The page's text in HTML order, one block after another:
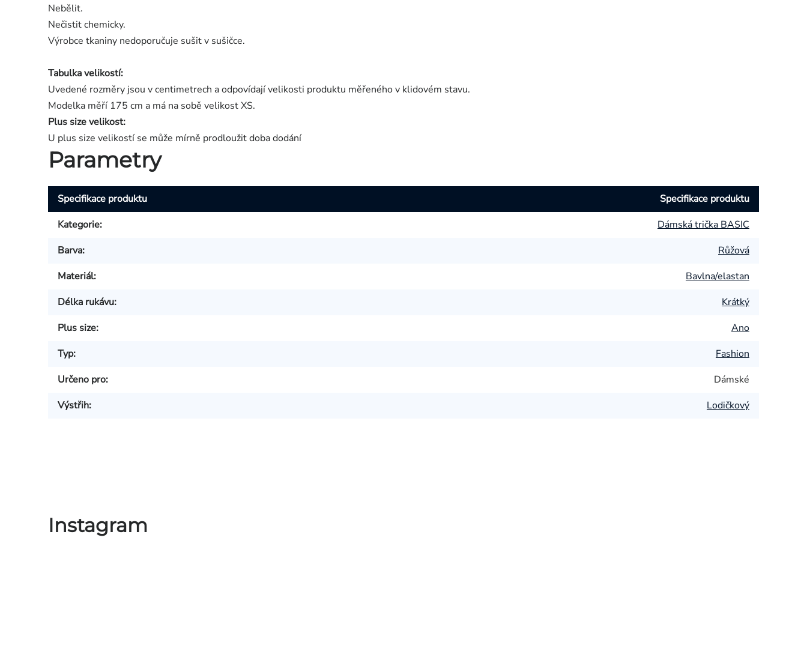
Nebělit.
Nečistit chemicky.
Výrobce tkaniny nedoporučuje sušit v sušičce.
Tabulka velikostí:
Uvedené rozměry jsou v centimetrech a odpovídají velikosti produktu měřeného v klidovém stavu.
Modelka měří 175 cm a má na sobě velikost XS.
Plus size velikost:
U plus size velikostí se může mírně prodloužit doba dodání
Parametry
Specifikace produktu
Specifikace produktu
Kategorie:
Dámská trička BASIC
Barva:
Růžová
Materiál:
Bavlna/elastan
Délka rukávu:
Krátký
Plus size:
Ano
Typ:
Fashion
Určeno pro:
Dámské
Výstřih: Lodičkový
Instagram